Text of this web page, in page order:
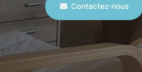
Contactez-nous